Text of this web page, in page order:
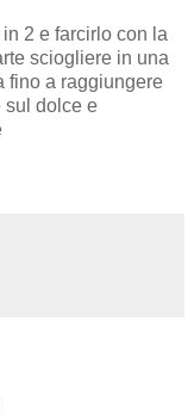
2 e farcirlo con la
sciogliere in una
fino a raggiungere
sul dolce e